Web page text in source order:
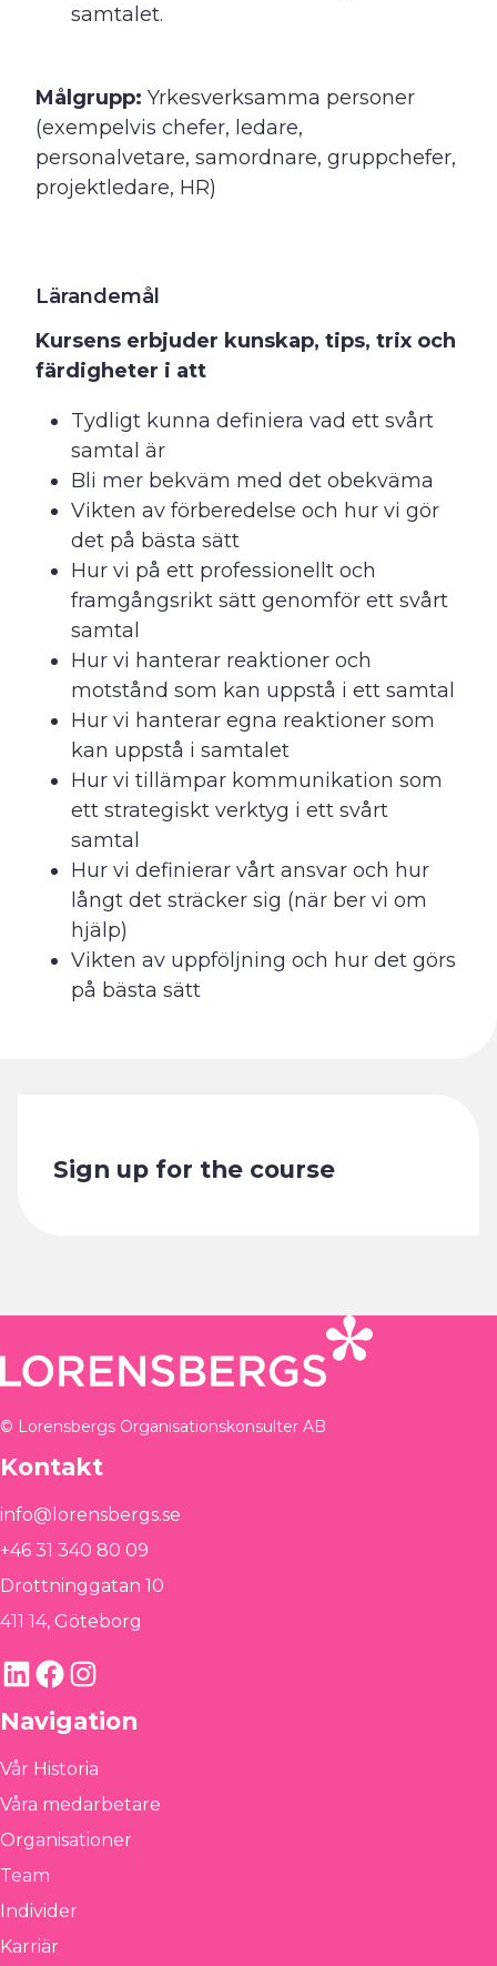
samtalet.
Målgrupp: Yrkesverksamma personer
(exempelvis chefer, ledare,
personalvetare, samordnare, gruppchefer,
projektledare, HR)
Lärandemål
Kursens erbjuder kunskap, tips, trix och
färdigheter i att
Tydligt kunna definiera vad ett svårt
samtal är
Bli mer bekväm med det obekväma
Vikten av förberedelse och hur vi gör
det på bästa sätt
Hur vi på ett professionellt och
framgångsrikt sätt genomför ett svårt
samtal
Hur vi hanterar reaktioner och
motstånd som kan uppstå i ett samtal
Hur vi hanterar egna reaktioner som
kan uppstå i samtalet
Hur vi tillämpar kommunikation som
ett strategiskt verktyg i ett svårt
samtal
Hur vi definierar vårt ansvar och hur
långt det sträcker sig (när ber vi om
hjälp)
Vikten av uppföljning och hur det görs
på bästa sätt
Sign up for the course
© Lorensbergs Organisationskonsulter AB
Kontakt
info@lorensbergs.se
+46 31 340 80 09
Drottninggatan 10
411 14, Göteborg
LinkedIn
Facebook
Instagram
Navigation
Vår Historia
Våra medarbetare
Organisationer
Team
Individer
Karriär